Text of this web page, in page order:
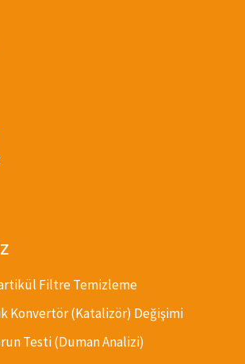
Filtre Temizleme
Konvertör (Katalizör) Değişimi
Testi (Duman Analizi)